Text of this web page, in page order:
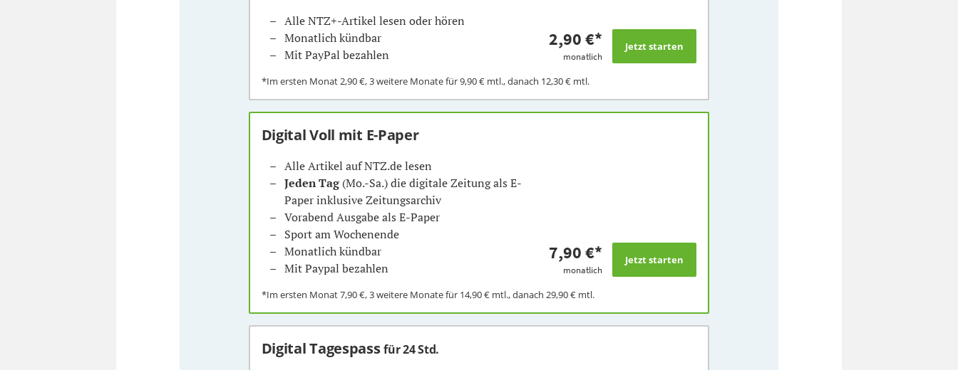
Alle NTZ+-Artikel lesen oder hören
Monatlich kündbar
Mit PayPal bezahlen
2,90 €*
monatlich
*Im ersten Monat2,90 €, 3 weitere Monate für9,90 €mtl., danach 12,30 €mtl.
Digital Voll mit E-Paper
Alle Artikel auf NTZ.de lesen
Jeden Tag(Mo.-Sa.) die digitale Zeitung als E-
Paper inklusive Zeitungsarchiv
Vorabend Ausgabe als E-Paper
Sport am Wochenende
Monatlich kündbar
Mit Paypal bezahlen
7,90 €*
monatlich
*Im ersten Monat7,90 €, 3 weitere Monate für 14,90 €mtl., danach 29,90 €mtl.
Digital Tagespassfür 24 Std.